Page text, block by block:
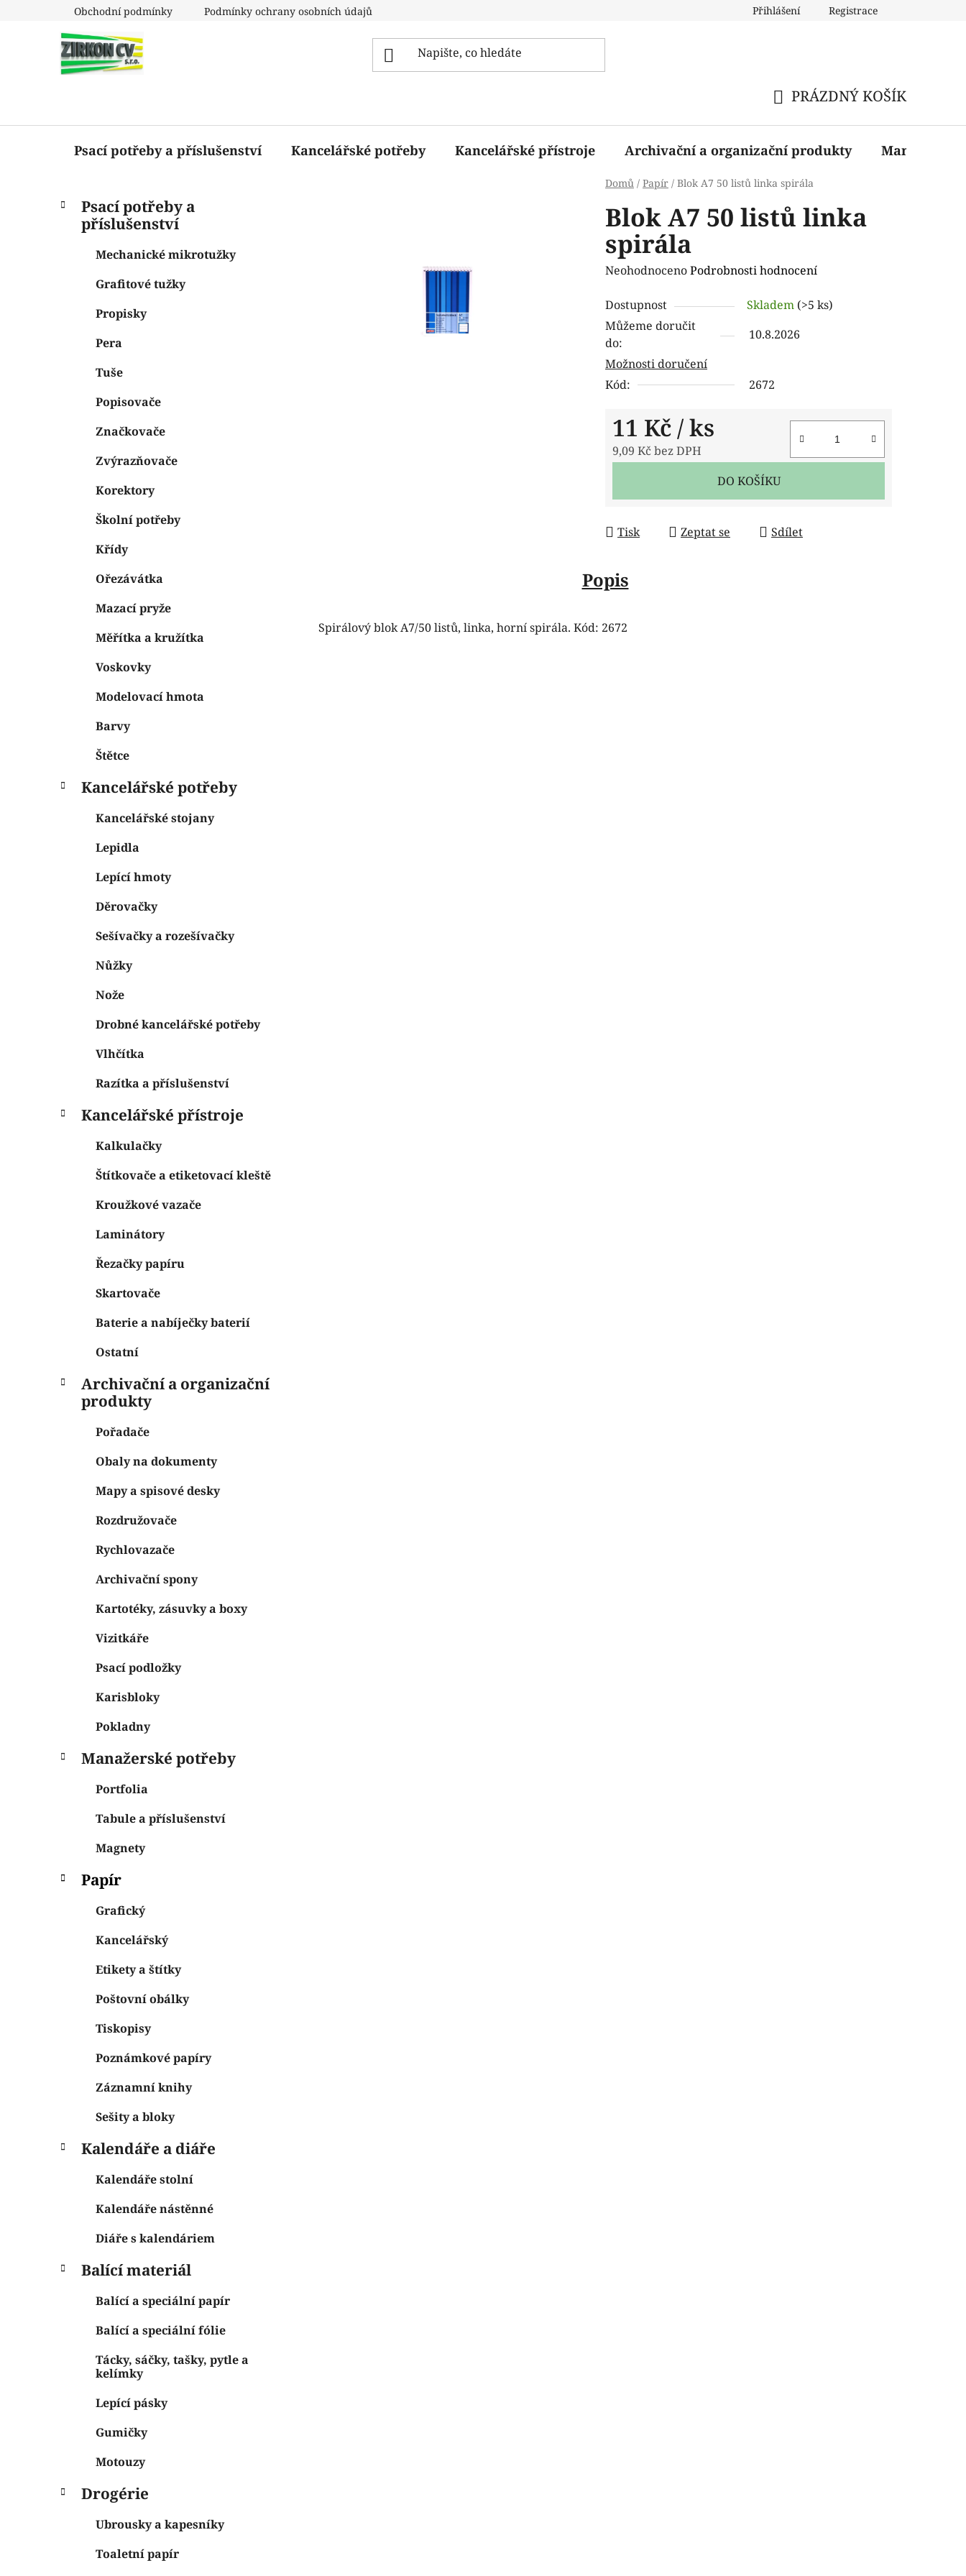
Obchodní podmínky Podmínky ochrany osobních údajů Přihlášení Registrace
KOŠÍK
PRÁZDNÝ KOŠÍK
Psací potřeby a příslušenství Kancelářské potřeby Kancelářské přístroje Archivační a organizační produkty Manažerské
Domů / Papír / Blok A7 50 listů linka spirála
P
o
kategorie
K
a
Psací potřeby a
příslušenství
Mechanické mikrotužky
Grafitové tužky
Propisky
Pera
Tuše
Popisovače
Značkovače
Zvýrazňovače
Korektory
Školní potřeby
Křídy
Ořezávátka
Mazací pryže
Měřítka a kružítka
Voskovky
Modelovací hmota
Barvy
Štětce
Kancelářské potřeby
Kancelářské stojany
Lepidla
Lepící hmoty
Děrovačky
Sešívačky a rozešívačky
Nůžky
Nože
Drobné kancelářské potřeby
Vlhčítka
Razítka a příslušenství
Kancelářské přístroje
Kalkulačky
Štítkovače a etiketovací kleště
Kroužkové vazače
Laminátory
Řezačky papíru
Skartovače
Baterie a nabíječky baterií
Ostatní
Archivační a organizační
produkty
Pořadače
Obaly na dokumenty
Mapy a spisové desky
Rozdružovače
Rychlovazače
Archivační spony
Kartotéky, zásuvky a boxy
Vizitkáře
Psací podložky
Karisbloky
Pokladny
Manažerské potřeby
Portfolia
Tabule a příslušenství
Magnety
Papír
Grafický
Kancelářský
Etikety a štítky
Poštovní obálky
Tiskopisy
Poznámkové papíry
Záznamní knihy
Sešity a bloky
Kalendáře a diáře
Kalendáře stolní
Kalendáře nástěnné
Diáře s kalendáriem
Balící materiál
Balící a speciální papír
Balící a speciální fólie
Tácky, sáčky, tašky, pytle a
kelímky
Lepící pásky
Gumičky
Motouzy
Drogérie
Ubrousky a kapesníky
Toaletní papír
Blok A7 50 listů linka
spirála
Průměrné
produktu
je
0,0
z
5
NeohodnocenoPodrobnosti hodnocení
Dostupnost Skladem (>5 ks)
Můžeme doručit
do:
10.8.2026
Možnosti doručení
Kód:
2672
11 Kč / ks
9,09 Kč bez DPH
DO KOŠÍKU
Tisk Zeptat se Sdílet
Popis
Spirálový blok A7/50 listů, linka, horní spirála. Kód: 2672